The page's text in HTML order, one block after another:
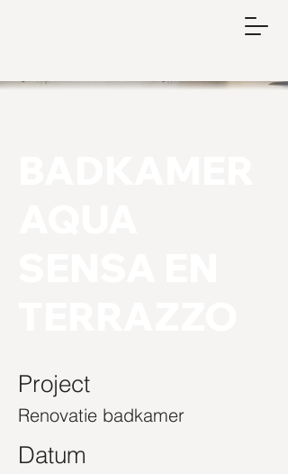
Project
Renovatie badkamer
Datum